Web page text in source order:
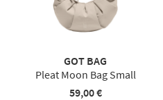
GOT BAG
Pleat Moon Bag Small
59,00 €